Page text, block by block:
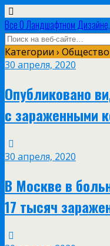
Все О Ландшафтном
Категории › Общество
30 апреля, 2020
Опубликовано
с зараженными
30 апреля, 2020
В Москве в
17 тысяч